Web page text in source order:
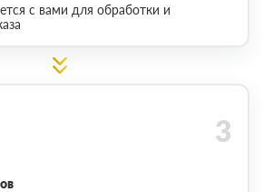
с вами для обработки и